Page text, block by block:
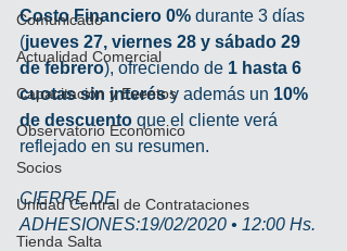
Comunicado
Actualidad Comercial
Capacitación y Eventos
Observatorio Económico
Socios
Unidad Central de Contrataciones
Tienda Salta
Costo Financiero 0% durante 3 días
(jueves 27, viernes 28 y sábado 29
de febrero), ofreciendo de 1 hasta 6
cuotas sin interés y además un 10%
de descuento que el cliente verá
reflejado en su resumen.
CIERRE DE
ADHESIONES:19/02/2020 • 12:00 Hs.